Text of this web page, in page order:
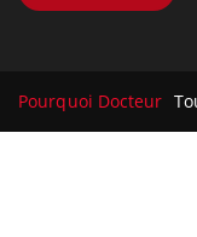
Pourquoi Docteur